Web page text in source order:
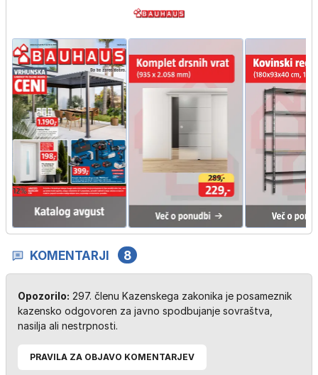
KOMENTARJI 8
Opozorilo: 297. členu Kazenskega zakonika je posameznik
kazensko odgovoren za javno spodbujanje sovraštva,
nasilja ali nestrpnosti.
PRAVILA ZA OBJAVO KOMENTARJEV